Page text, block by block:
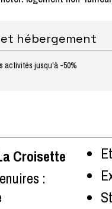
hébergement
activités jusqu'à -50%
Croisette
: